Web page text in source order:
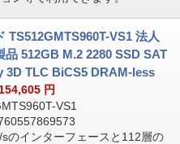
TS512GMTS960T-VS1 法人
品 512GB M.2 2280 SSD SAT
3D TLC BiCS5 DRAM-less
154,605 円
VS1
sのインターフェースと112層の